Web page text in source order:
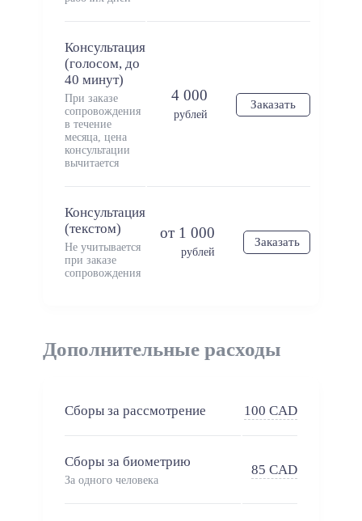
Консультация
(голосом, до
40 минут)
При заказе
сопровождения
в течение
месяца, цена
консультации
вычитается
4 000
рублей
Заказать
Консультация
(текстом)
Не учитывается
при заказе
сопровождения
от 1 000
рублей
Заказать
Дополнительные расходы
Сборы за рассмотрение 100 CAD
Сборы за биометрию
За одного человека
85 CAD